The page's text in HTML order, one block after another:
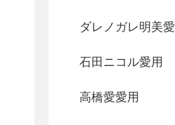
ダレノガレ明美
石田ニコル愛用
高橋愛愛用